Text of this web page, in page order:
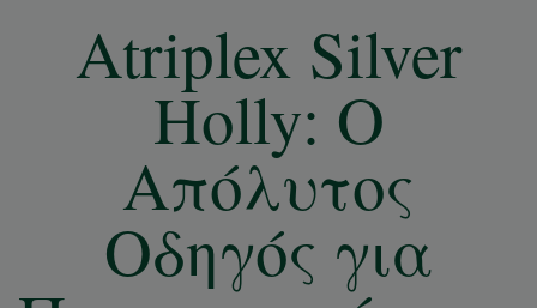
Atriplex Silver
Holly: Ο
Απόλυτος
Οδηγός για